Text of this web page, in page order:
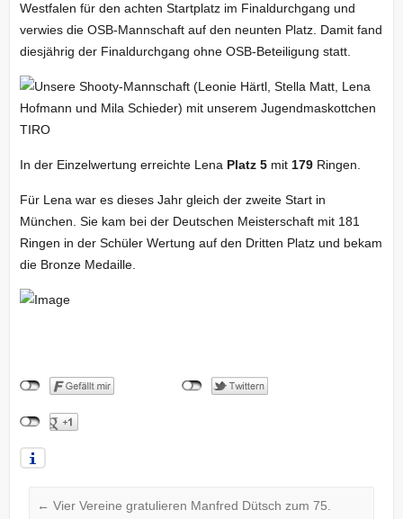
Westfalen für den achten Startplatz im Finaldurchgang und
verwies die OSB-Mannschaft auf den neunten Platz. Damit fand
diesjährig der Finaldurchgang ohne OSB-Beteiligung statt.
In der Einzelwertung erreichte Lena Platz 5mit 179Ringen.
Für Lena war es dieses Jahr gleich der zweite Start in
München. Sie kam bei der Deutschen Meisterschaft mit 181
Ringen in der Schüler Wertung auf den Dritten Platz und bekam
die Bronze Medaille.
← Vier Vereine gratulieren Manfred Dütsch zum 75.